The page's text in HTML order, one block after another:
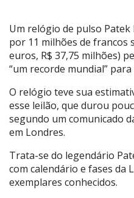
Um relógio de pulso
por 11 milhões de francos
euros, R$ 37,75 milhões)
“um recorde mundial”
O relógio teve sua
esse leilão, que durou
segundo um comunicado
em Londres.
Trata-se do legendário
com calendário e fases da
exemplares conhecidos.